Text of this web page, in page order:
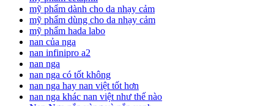
mỹ phẩm dành cho da nhạy cảm
mỹ phẩm dùng cho da nhạy cảm
mỹ phẩm hada labo
nan của nga
nan infinipro a2
nan nga
nan nga có tốt không
nan nga hay nan việt tốt hơn
nan nga khác nan việt như thế nào